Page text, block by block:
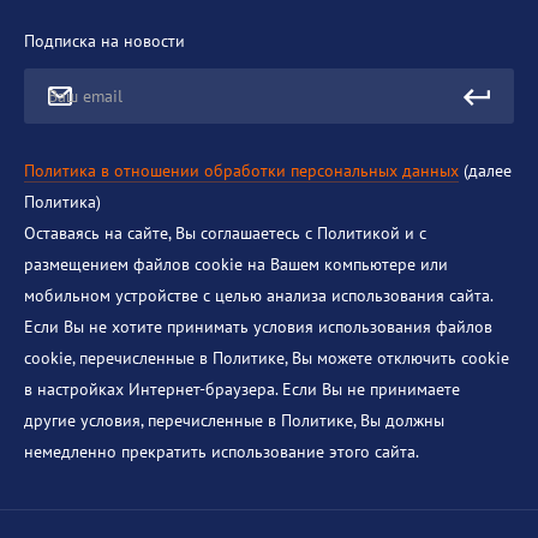
Подписка на новости
Ваш email
Политика в отношении обработки персональных данных (далее
Политика)
Оставаясь на сайте, Вы соглашаетесь с Политикой и с
размещением файлов cookie на Вашем компьютере или
мобильном устройстве с целью анализа использования сайта.
Если Вы не хотите принимать условия использования файлов
cookie, перечисленные в Политике, Вы можете отключить cookie
в настройках Интернет-браузера. Если Вы не принимаете
другие условия, перечисленные в Политике, Вы должны
немедленно прекратить использование этого сайта.